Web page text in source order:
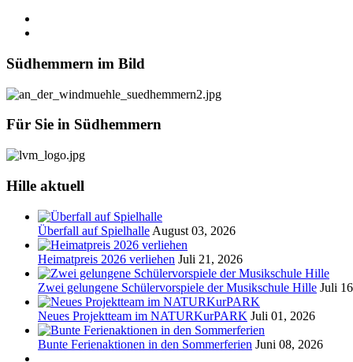
Südhemmern im Bild
Für Sie in Südhemmern
Hille aktuell
Überfall auf Spielhalle August 03, 2026
Heimatpreis 2026 verliehen Juli 21, 2026
Zwei gelungene Schülervorspiele der Musikschule Hille Juli
Neues Projektteam im NATURKurPARK Juli 01, 2026
Bunte Ferienaktionen in den Sommerferien Juni 08, 2026